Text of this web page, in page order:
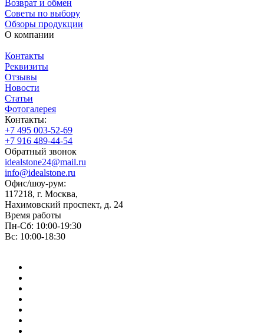
Возврат и обмен
Советы по выбору
Обзоры продукции
О компании
Контакты
Реквизиты
Отзывы
Новости
Статьи
Фотогалерея
Контакты:
+7 495 003-52-69
+7 916 489-44-54
Обратный звонок
idealstone24@mail.ru
info@idealstone.ru
Офис/шоу-рум:
117218, г. Москва,
Нахимовский проспект, д. 24
Время работы
Пн-Сб: 10:00-19:30
Вс: 10:00-18:30